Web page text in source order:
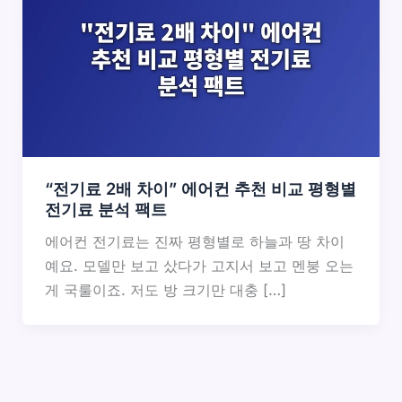
“전기료 2배 차이” 에어컨 추천 비교 평형별
전기료 분석 팩트
에어컨 전기료는 진짜 평형별로 하늘과 땅 차이
예요. 모델만 보고 샀다가 고지서 보고 멘붕 오는
게 국룰이죠. 저도 방 크기만 대충 […]